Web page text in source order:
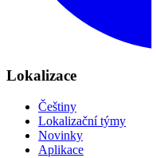
Lokalizace
Češtiny
Lokalizační týmy
Novinky
Aplikace